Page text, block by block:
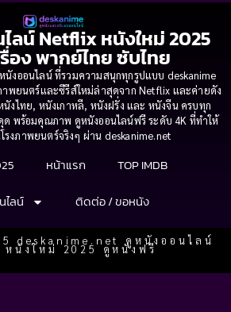
ลน์ Netflix หนังใหม่ 2025
อง พากย์ไทย ซับไทย
นังออนไลน์ ที่รวมความสนุกทุกรูปแบบ deskanime
พยนตร์และซีรีส์ใหม่ล่าสุดจาก Netflix และค่ายดัง
นังไทย, หนังเกาหลี, หนังฝรั่ง และ หนังจีน ครบทุก
พร้อมคุณภาพ ดูหนังออนไลน์ฟรี ระดับ 4K ที่ทำให้
รงภาพยนตร์จริงๆ ผ่าน deskanime.net
หน้าแรก
TOP IMDB
ไลน์
ติดต่อ / ขอหนัง
deskanime.net ดูหนังออนไลน์
นังใหม่ 2025 ดูหนังฟรี